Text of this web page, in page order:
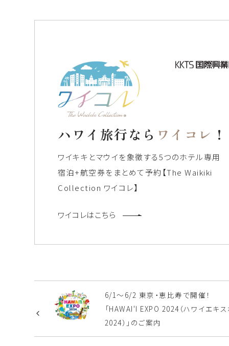
ハワイ旅行なら ワイコレ ！
ワイキキとマウイを象徴する5つのホテル専用
宿泊+航空券をまとめて予約 【The Waikiki
Collection ワイコレ】
ワイコレはこちら
6/1～6/2 東京・恵比寿で開催！
「HAWAIʻI EXPO 2024（ハワイエキ
2024）」のご案内